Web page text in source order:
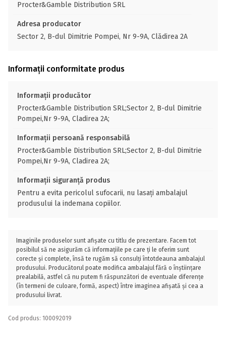
Procter&Gamble Distribution SRL
Adresa producator
Sector 2, B-dul Dimitrie Pompei, Nr 9-9A, Clădirea 2A
Informații conformitate produs
Informații producător
Procter&Gamble Distribution SRL;Sector 2, B-dul Dimitrie
Pompei,Nr 9-9A, Cladirea 2A;
Informații persoană responsabilă
Procter&Gamble Distribution SRL;Sector 2, B-dul Dimitrie
Pompei,Nr 9-9A, Cladirea 2A;
Informații siguranță produs
Pentru a evita pericolul sufocarii, nu lasaţi ambalajul
produsului la indemana copiilor.
Imaginile produselor sunt afișate cu titlu de prezentare. Facem tot
posibilul să ne asigurăm că informațiile pe care ți le oferim sunt
corecte și complete, însă te rugăm să consulți întotdeauna ambalajul
produsului. Producătorul poate modifica ambalajul fără o înștiințare
prealabilă, astfel că nu putem fi răspunzători de eventuale diferențe
(în termeni de culoare, formă, aspect) între imaginea afișată și cea a
produsului livrat.
Cod produs: 100092019